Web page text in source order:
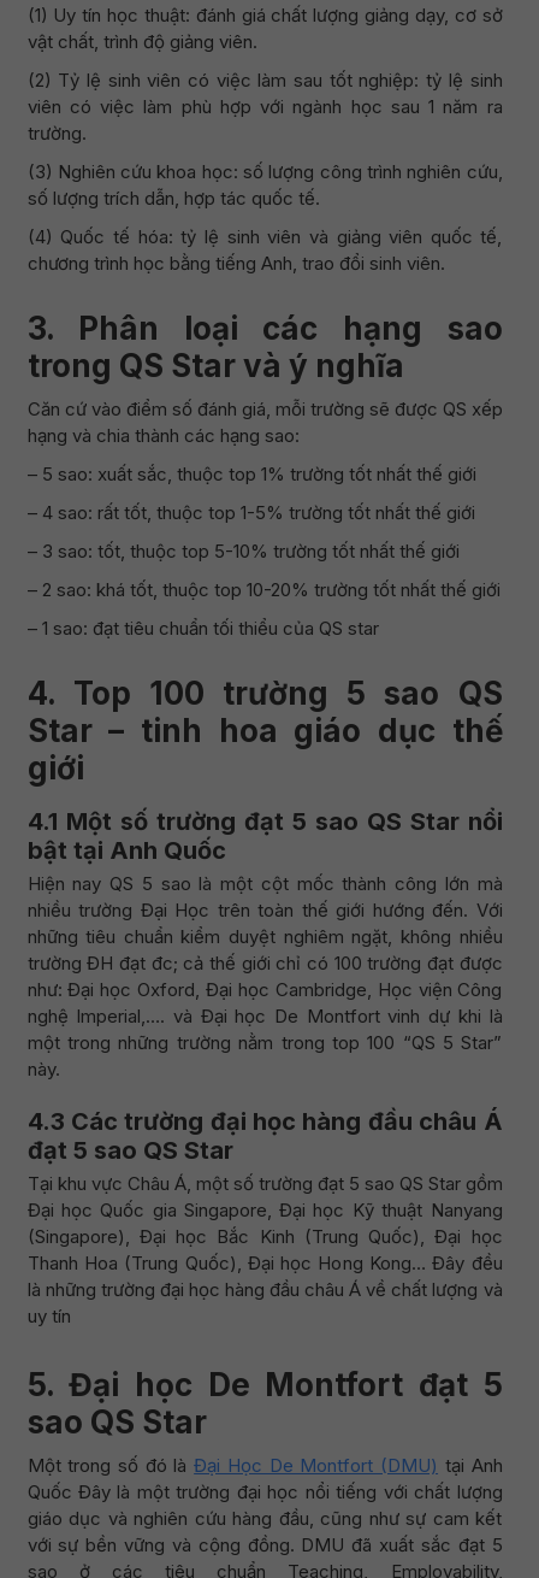
(1) Uy tín học thuật: đánh giá chất lượng giảng dạy, cơ sở
vật chất, trình độ giảng viên.
(2) Tỷ lệ sinh viên có việc làm sau tốt nghiệp: tỷ lệ sinh
viên có việc làm phù hợp với ngành học sau 1 năm ra
trường.
(3) Nghiên cứu khoa học: số lượng công trình nghiên cứu,
số lượng trích dẫn, hợp tác quốc tế.
(4) Quốc tế hóa: tỷ lệ sinh viên và giảng viên quốc tế,
chương trình học bằng tiếng Anh, trao đổi sinh viên.
3. Phân loại các hạng sao
trong QS Star và ý nghĩa
Căn cứ vào điểm số đánh giá, mỗi trường sẽ được QS xếp
hạng và chia thành các hạng sao:
– 5 sao: xuất sắc, thuộc top 1% trường tốt nhất thế giới
– 4 sao: rất tốt, thuộc top 1-5% trường tốt nhất thế giới
– 3 sao: tốt, thuộc top 5-10% trường tốt nhất thế giới
– 2 sao: khá tốt, thuộc top 10-20% trường tốt nhất thế giới
– 1 sao: đạt tiêu chuẩn tối thiểu của QS star
4. Top 100 trường 5 sao QS
Star – tinh hoa giáo dục thế
giới
4.1 Một số trường đạt 5 sao QS Star nổi
bật tại Anh Quốc
Hiện nay QS 5 sao là một cột mốc thành công lớn mà
nhiều trường Đại Học trên toàn thế giới hướng đến. Với
những tiêu chuẩn kiểm duyệt nghiêm ngặt, không nhiều
trường ĐH đạt đc; cả thế giới chỉ có 100 trường đạt được
như: Đại học Oxford, Đại học Cambridge, Học viện Công
nghệ Imperial,…. và Đại học De Montfort vinh dự khi là
một trong những trường nằm trong top 100 “QS 5 Star”
này.
4.3 Các trường đại học hàng đầu châu Á
đạt 5 sao QS Star
Tại khu vực Châu Á, một số trường đạt 5 sao QS Star gồm
Đại học Quốc gia Singapore, Đại học Kỹ thuật Nanyang
(Singapore), Đại học Bắc Kinh (Trung Quốc), Đại học
Thanh Hoa (Trung Quốc), Đại học Hong Kong… Đây đều
là những trường đại học hàng đầu châu Á về chất lượng và
uy tín
5. Đại học De Montfort đạt 5
sao QS Star
Một trong số đó làĐại Học De Montfort (DMU) tại Anh
Quốc Đây là một trường đại học nổi tiếng với chất lượng
giáo dục và nghiên cứu hàng đầu, cũng như sự cam kết
với sự bền vững và cộng đồng. DMU đã xuất sắc đạt 5
sao ở các tiêu chuẩn Teaching, Employability,